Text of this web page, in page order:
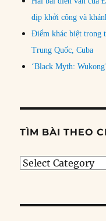
dịp khởi công và
Điểm khác biệt trong
Trung Quốc, Cuba
‘Black Myth:
TÌM BÀI THEO
Tìm